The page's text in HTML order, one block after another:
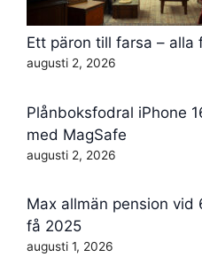
Ett päron till farsa – alla
augusti 2, 2026
Plånboksfodral iPhone
med MagSafe
augusti 2, 2026
Max allmän pension vid
få 2025
augusti 1, 2026